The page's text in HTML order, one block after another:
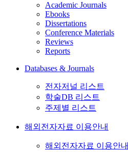
Academic Journals
Ebooks
Dissertations
Conference Materials
Reviews
Reports
Databases & Journals
전자저널 리스트
학술DB 리스트
주제별 리스트
해외전자자료 이용안내
해외전자자료 이용안내